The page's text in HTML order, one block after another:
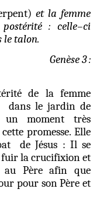
et la femme
: celle–ci
le talon.
3 :
de la femme
dans le jardin de
un moment très
promesse. Elle
de Jésus : Il se
la crucifixion et
au Père afin que
pour son Père et